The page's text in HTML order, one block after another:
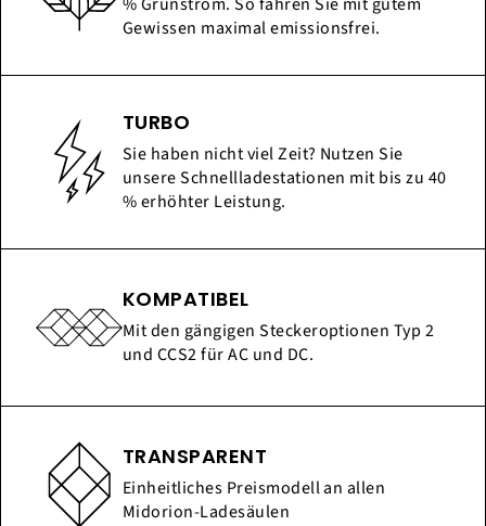
Gewissen maximal emissionsfrei.
TURBO
Sie haben nicht viel Zeit? Nutzen Sie
unsere Schnellladestationen mit bis zu 40
% erhöhter Leistung.
KOMPATIBEL
Mit den gängigen Steckeroptionen Typ 2
und CCS2 für AC und DC.
TRANSPARENT
Einheitliches Preismodell an allen
Midorion-Ladesäulen